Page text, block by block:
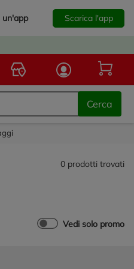
un'app Scarica l'app
alla homepage
Cerca
0 prodotti trovati
Vedi solo promo